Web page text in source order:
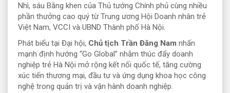
Nhì, sáu Bằng khen của Thủ tướng Chính phủ cùng nhiều
phần thưởng cao quý từ Trung ương Hội Doanh nhân trẻ
Việt Nam, VCCI và UBND Thành phố Hà Nội.
Phát biểu tại Đại hội, Chủ tịch Trần Đăng Nam nhấn
mạnh định hướng “Go Global” nhằm thúc đẩy doanh
nghiệp trẻ Hà Nội mở rộng kết nối quốc tế, tăng cường
xúc tiến thương mại, đầu tư và ứng dụng khoa học công
nghệ trong quản trị và vận hành doanh nghiệp.